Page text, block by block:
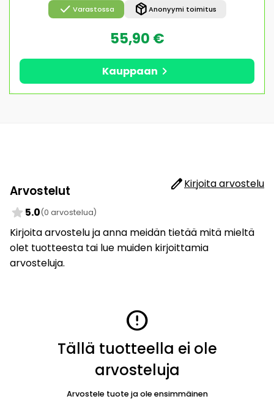
check Varastossa package_2Anonyymi toimitus
55,90 €
Kauppaan chevron_right
Arvostelut editKirjoita arvostelu
star 5.0(0 arvostelua)
Kirjoita arvostelu ja anna meidän tietää mitä mieltä
olet tuotteesta tai lue muiden kirjoittamia
arvosteluja.
error
Tällä tuotteella ei ole
arvosteluja
Arvostele tuote ja ole ensimmäinen